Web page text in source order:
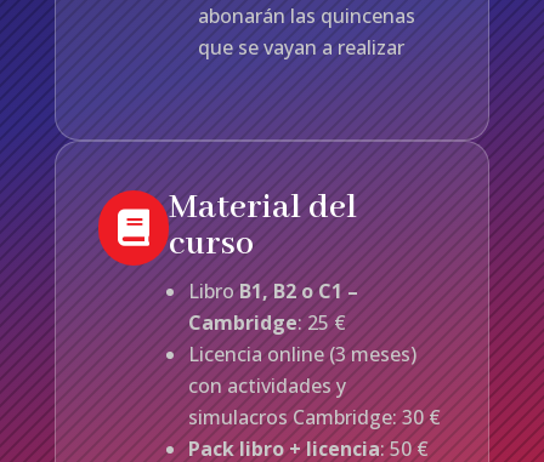
abonarán las quincenas
que se vayan a realizar
 Material del
curso
Libro B1, B2 o C1 –
Cambridge: 25 €
Licencia online (3 meses)
con actividades y
simulacros Cambridge: 30 €
Pack libro + licencia: 50 €